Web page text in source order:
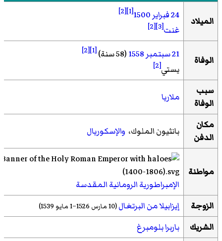
الميلاد 24 فبراير 1500
[1]
[2]
غنت[3]
[2]
الوفاة 21 سبتمبر 1558(58 سنة) [1]
[2]
يستي[2]
سبب
الوفاة
ملاريا
مكان
الدفن
بانثيون الملوك، والإسكوريال
مواطنة
الإمبراطورية الرومانية المقدسة
الزوجة
إيزابيلا من البرتغال(10 مارس 1526–1 مايو 1539)
الشريك باربرا بلومبرغ